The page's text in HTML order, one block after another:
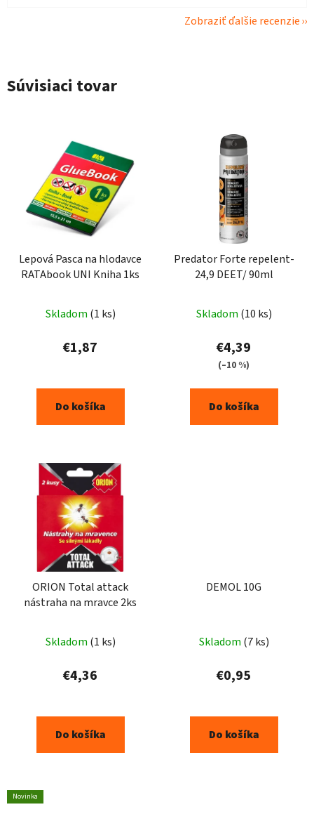
Zobraziť ďalšie recenzie
Súvisiaci tovar
Lepová Pasca na hlodavce
RATAbook UNI Kniha 1ks
Skladom (1 ks)
€1,87
Do košíka
Predator Forte repelent-
24,9 DEET/ 90ml
Skladom (10 ks)
€4,39
(–10 %)
Do košíka
ORION Total attack
nástraha na mravce 2ks
Skladom (1 ks)
€4,36
Do košíka
DEMOL 10G
Skladom (7 ks)
€0,95
Do košíka
Novinka